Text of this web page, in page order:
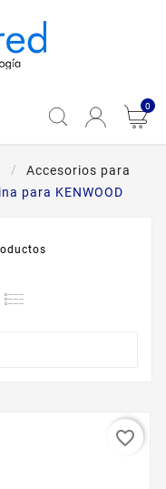
0
Accesorios para
para KENWOOD
favorite_border